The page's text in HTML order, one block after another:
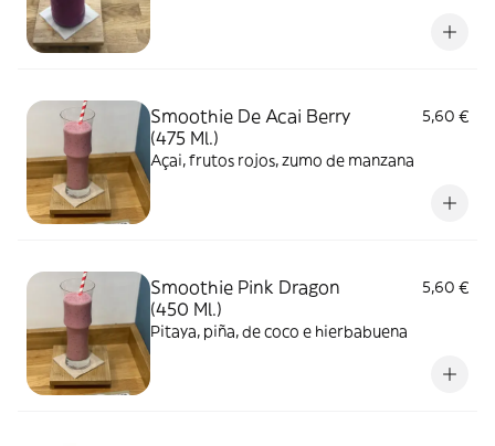
Smoothie De Acai Berry
(475 Ml.)
5,60 €
Açai, frutos rojos, zumo de manzana
Smoothie Pink Dragon
(450 Ml.)
5,60 €
Pitaya, piña, de coco e hierbabuena